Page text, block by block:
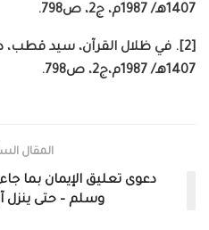
1407هـ/ 1987م، ج2، ص798.
1407هـ/ 1987م،ج2، ص798.
المقال
دعوى تعليق الإيمان بما
وسلم – حتى ينزل